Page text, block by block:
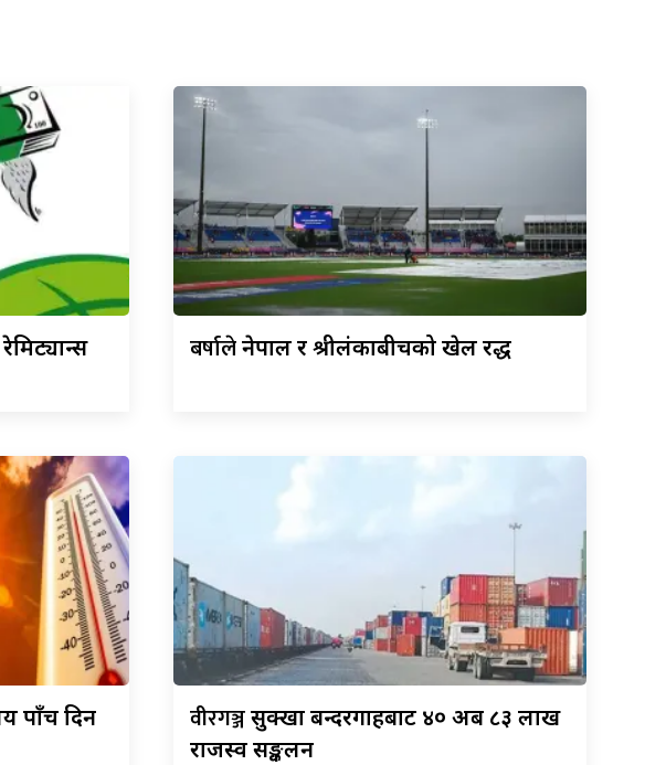
बर्षालेनेपाल र श्रीलंकाबीचको खेल रद्ध
पाँच दिन
वीरगञ्जसुक्खा बन्दरगाहबाट ४० अर्ब ८३ लाख
राजस्व सङ्कलन